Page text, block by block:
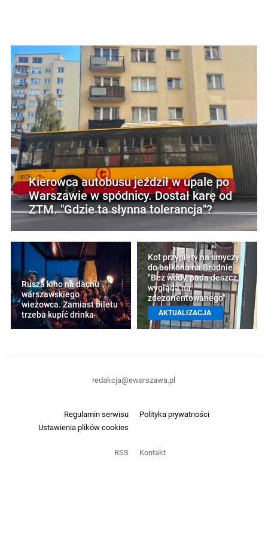
Kierowca autobusu jeździł w upale po
Warszawie w spódnicy. Dostał karę od
ZTM. "Gdzie ta słynna tolerancja"?
Rusza kino na dachu
warszawskiego
wieżowca. Zamiast biletu
trzeba kupić drinka
Kot przypięty na smyczy
do balkonu na Bródnie.
"Bez wody, pada deszcz,
wygląda na
zdezorientowanego"
AKTUALIZACJA
Regulamin serwisu
Polityka prywatności
Ustawienia plików cookies
RSS Kontakt
redakcja@ewarszawa.pl